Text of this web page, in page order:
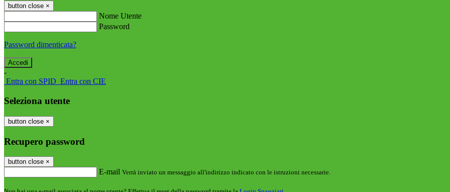
button close ×
Nome Utente
Password
Password dimenticata?
-
Entra con SPID Entra con CIE
Seleziona utente
button close ×
Recupero password
button close ×
E-mail Verrà inviato un messaggio all'indirizzo indicato con le istruzioni necessarie.